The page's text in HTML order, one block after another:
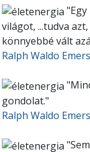
világot, ...tudva
könnyebbé vált
Ralph Waldo
gondolat."
Ralph Waldo